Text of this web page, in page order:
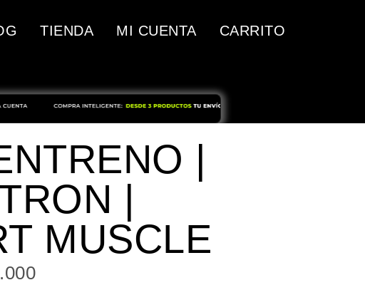
TIENDA MI CUENTA CARRITO
|
|
MUSCLE